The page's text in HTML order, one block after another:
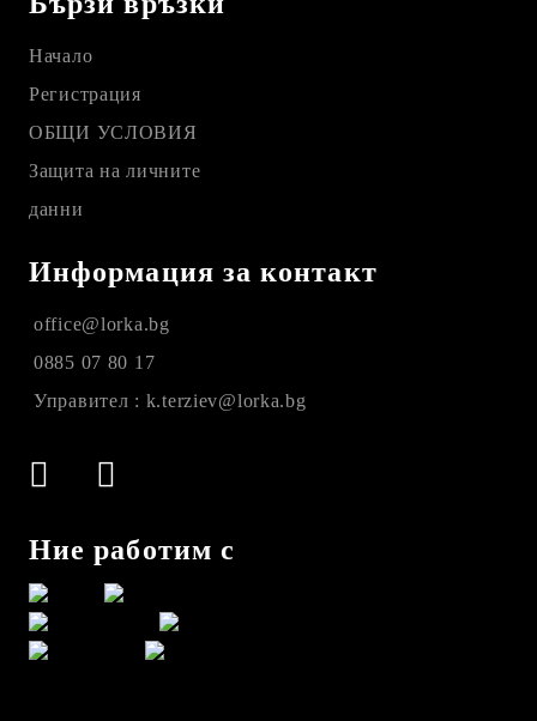
Начало
Регистрация
ОБЩИ УСЛОВИЯ
Защита на личните
данни
Информация за контакт
office@lorka.bg
0885 07 80 17
Управител : k.terziev@lorka.bg
Ние работим с